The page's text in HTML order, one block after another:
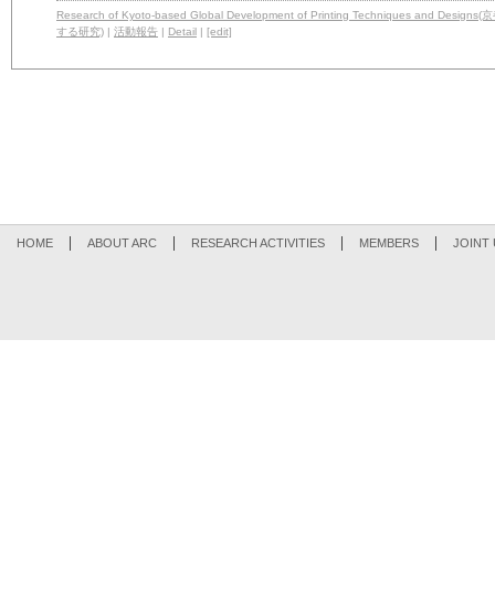
Research of Kyoto-based Global Development of Printing Techniques and Designs(
する研究) | 活動報告 | Detail | [edit]
HOME ABOUT ARC RESEARCH ACTIVITIES MEMBERS JOINT